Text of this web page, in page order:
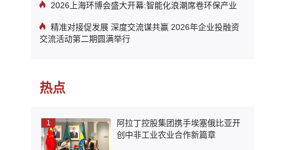
2026上海环博会盛大开幕:智能化浪潮席卷环保产业
精准对接促发展 深度交流谋共赢 2026年企业投融资
交流活动第二期圆满举行
热点
1
阿拉丁控股集团携手埃塞俄比亚开
创中非工业农业合作新篇章